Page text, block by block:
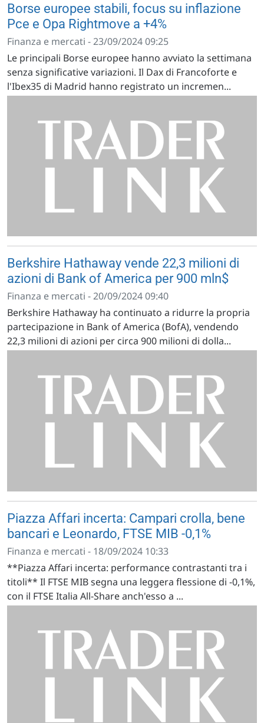
Borse europee stabili, focus su inflazione
Pce e Opa Rightmove a +4%
Finanza e mercati - 23/09/2024 09:25
Le principali Borse europee hanno avviato la settimana
senza significative variazioni. Il Dax di Francoforte e
l'Ibex35 di Madrid hanno registrato un incremen...
Berkshire Hathaway vende 22,3 milioni di
azioni di Bank of America per 900 mln$
Finanza e mercati - 20/09/2024 09:40
Berkshire Hathaway ha continuato a ridurre la propria
partecipazione in Bank of America (BofA), vendendo
22,3 milioni di azioni per circa 900 milioni di dolla...
Piazza Affari incerta: Campari crolla, bene
bancari e Leonardo, FTSE MIB -0,1%
Finanza e mercati - 18/09/2024 10:33
**Piazza Affari incerta: performance contrastanti tra i
titoli** Il FTSE MIB segna una leggera flessione di -0,1%,
con il FTSE Italia All-Share anch'esso a ...